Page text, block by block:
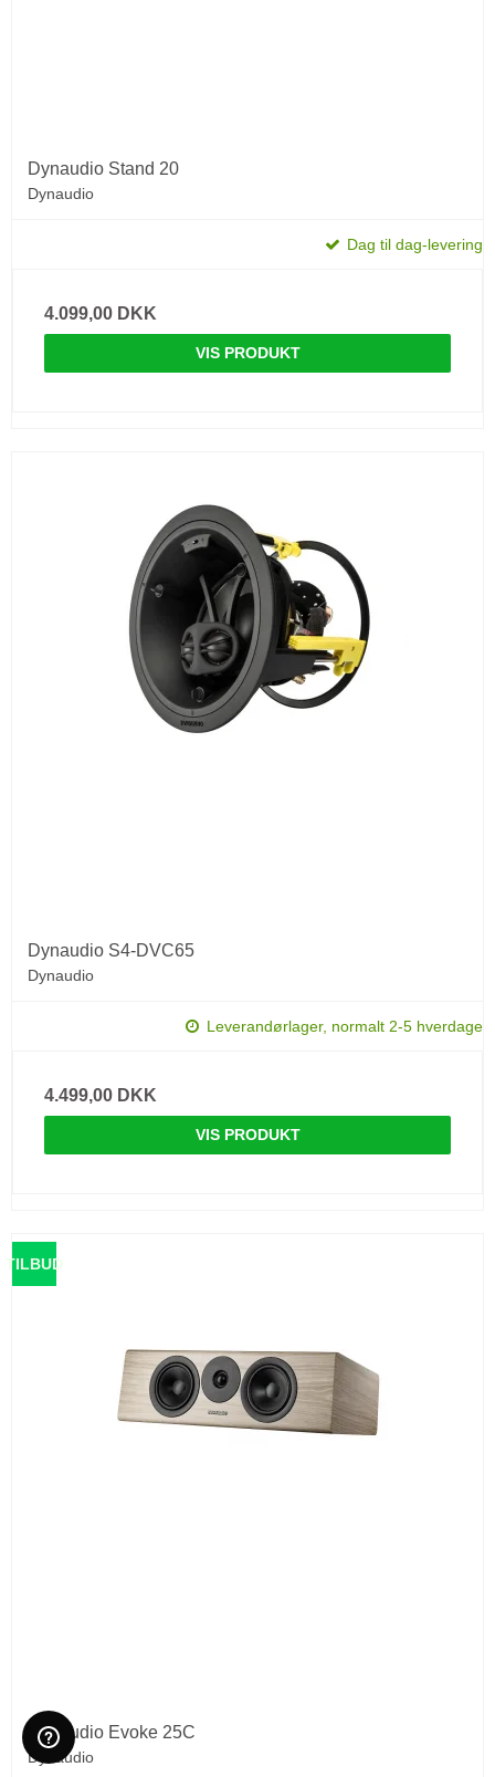
Dynaudio Stand 20
Dynaudio
Dag til dag-levering
4.099,00 DKK
VIS PRODUKT
Dynaudio S4-DVC65
Dynaudio
Leverandørlager, normalt 2-5 hverdage
4.499,00 DKK
VIS PRODUKT
TILBUD
Dynaudio Evoke 25C
Dynaudio